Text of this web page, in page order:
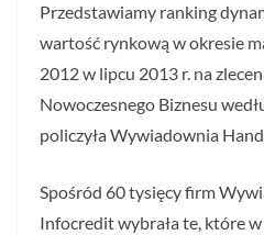
Przedstawiamy ranking
wartość rynkową w okresie
2012 w lipcu 2013 r. na
Nowoczesnego Biznesu
policzyła Wywiadownia
Spośród 60 tysięcy firm
Infocredit wybrała te, które